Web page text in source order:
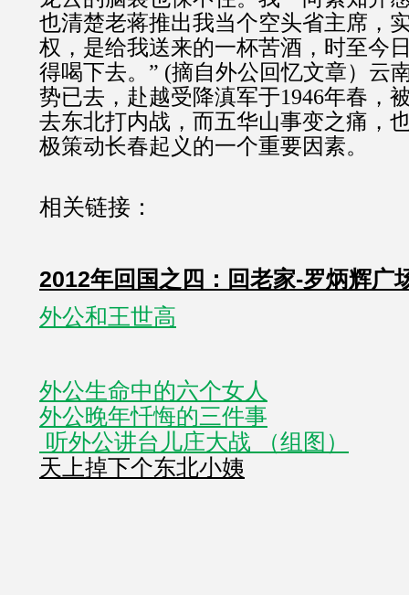
也清楚老蒋推出我当个空头省主席，
权，是给我送来的一杯苦酒，时至今
得喝下去。” (摘自外公回忆文章）云
势已去，赴越受降滇军于1946年春，
去东北打内战，而五华山事变之痛，
极策动长春起义的一个重要因素。
相关链接：
2012年回国之四：回老家-罗炳辉广
外公和王世高
外公生命中的六个女人
外公晚年忏悔的三件事
听外公讲台儿庄大战 （组图）
天上掉下个东北小姨